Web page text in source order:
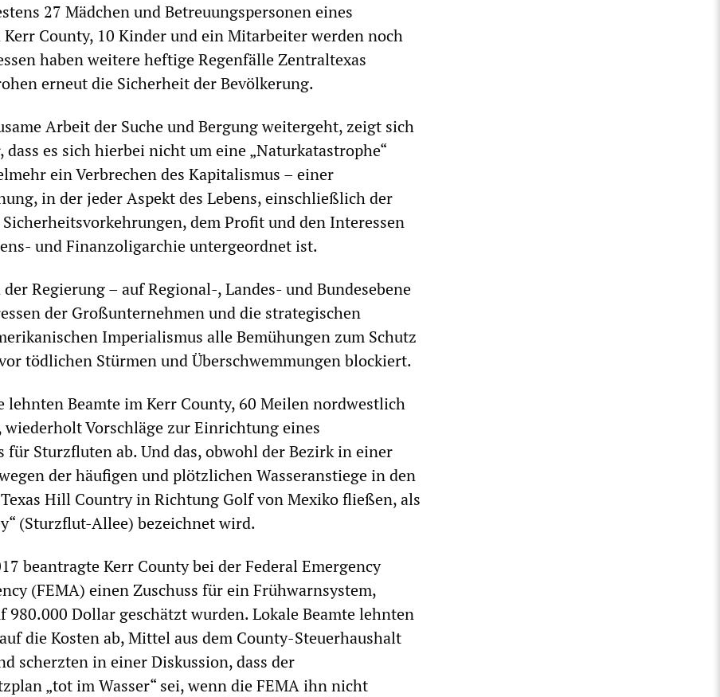
27 Mädchen und Betreuungspersonen eines
Kerr County, 10 Kinder und ein Mitarbeiter werden noch
haben weitere heftige Regenfälle Zentraltexas
erneut die Sicherheit der Bevölkerung.
Arbeit der Suche und Bergung weitergeht, zeigt sich
es sich hierbei nicht um eine „Naturkatastrophe“
ein Verbrechen des Kapitalismus – einer
in der jeder Aspekt des Lebens, einschließlich der
dem Profit und den Interessen
und Finanzoligarchie untergeordnet ist.
Regierung – auf Regional-, Landes- und Bundesebene
der Großunternehmen und die strategischen
Imperialismus alle Bemühungen zum Schutz
tödlichen Stürmen und Überschwemmungen blockiert.
lehnten Beamte im Kerr County, 60 Meilen nordwestlich
Vorschläge zur Einrichtung eines
für Sturzfluten ab. Und das, obwohl der Bezirk in einer
der häufigen und plötzlichen Wasseranstiege in den
Hill Country in Richtung Golf von Mexiko fließen, als
(Sturzflut-Allee) bezeichnet wird.
beantragte Kerr County bei der Federal Emergency
(FEMA) einen Zuschuss für ein Frühwarnsystem,
980.000 Dollar geschätzt wurden. Lokale Beamte lehnten
die Kosten ab, Mittel aus dem County-Steuerhaushalt
scherzten in einer Diskussion, dass der
„tot im Wasser“ sei, wenn die FEMA ihn nicht